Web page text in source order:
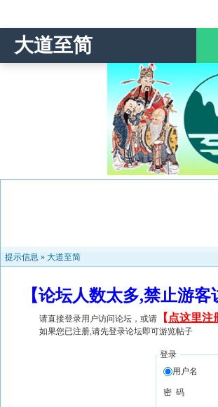
大道至简
提示信息 » 大道至简
【论坛人数太多,禁止游
请直接登录用户访问论坛，或请 【 点这里注
如果您已注册,请先登录论坛即可游览帖子
登录
用户名
密 码